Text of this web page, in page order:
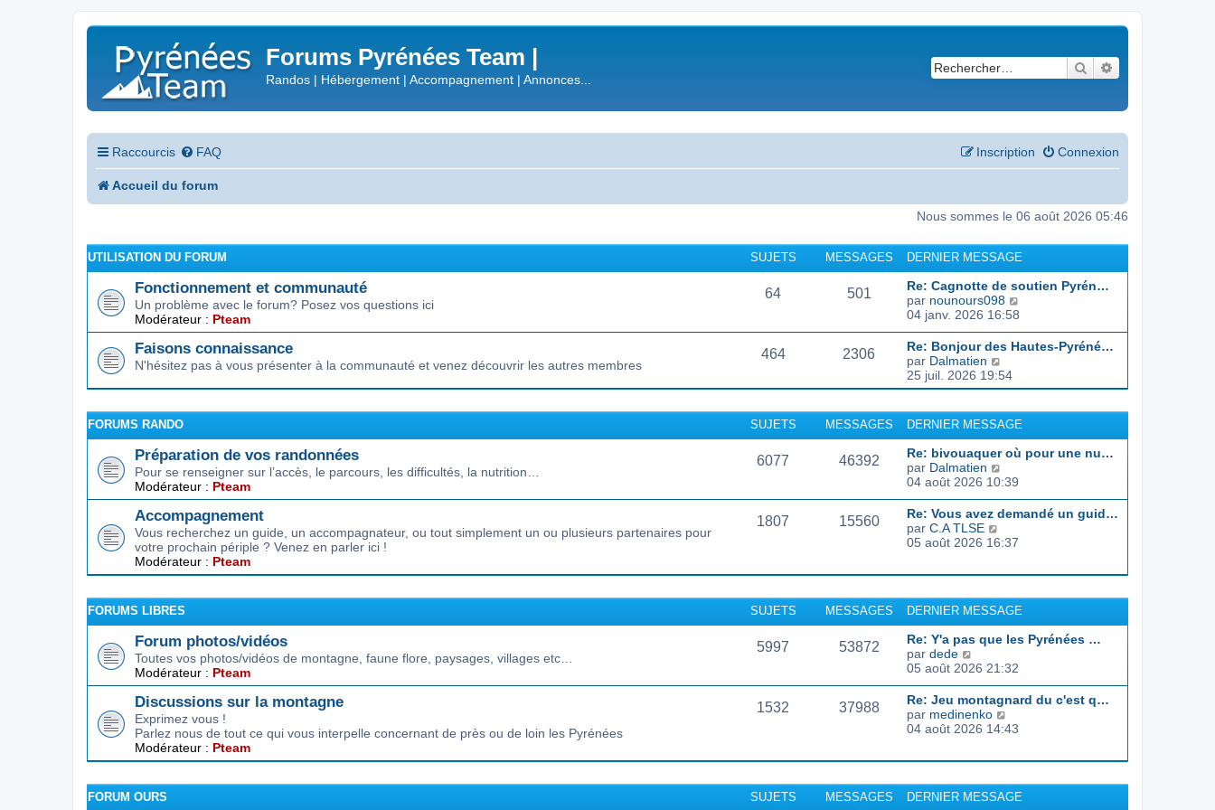
Forums Pyrénées Team |
Randos | Hébergement | Accompagnement | Annonces...
Rechercher
Raccourcis FAQ Connexion
Inscription
Accueil du forum
Nous sommes le 06 août 2026 05:46
UTILISATION DU FORUM SUJETS MESSAGES DERNIER MESSAGE
Fonctionnement et communauté
Un problème avec le forum? Posez vos questions ici
Modérateur : Pteam
64 501
Re: Cagnotte de soutien Pyrén…
par nounours098
s
t
r
l
e
d
n
i
e
s
a
e
04 janv. 2026 16:58
Faisons connaissance
N'hésitez pas à vous présenter à la communauté et venez découvrir les autres membres
464 2306
Re: Bonjour des Hautes-Pyréné…
par Dalmatien
o
n
u
l
e
r
l
e
d
r
i
r
e
s
e
25 juil. 2026 19:54
FORUMS RANDO SUJETS MESSAGES DERNIER MESSAGE
Préparation de vos randonnées
Pour se renseigner sur l’accès, le parcours, les difficultés, la nutrition…
Modérateur : Pteam
6077 46392
Re: bivouaquer où pour une nu…
par Dalmatien
o
s
l
l
e
d
e
n
i
e
r
m
a
g
04 août 2026 10:39
Accompagnement
Vous recherchez un guide, un accompagnateur, ou tout simplement un ou plusieurs partenaires pour
votre prochain périple ? Venez en parler ici !
Modérateur : Pteam
1807 15560
Re: Vous avez demandé un guid…
par C.A TLSE
o
l
t
e
r
e
d
e
r
n
e
m
e
05 août 2026 16:37
FORUMS LIBRES SUJETS MESSAGES DERNIER MESSAGE
Forum photos/vidéos
Toutes vos photos/vidéos de montagne, faune flore, paysages, villages etc…
Modérateur : Pteam
5997 53872
Re: Y'a pas que les Pyrénées …
par dede
o
s
u
l
l
e
05 août 2026 21:32
Discussions sur la montagne
Exprimez vous !
Parlez nous de tout ce qui vous interpelle concernant de près ou de loin les Pyrénées
Modérateur : Pteam
1532 37988
Re: Jeu montagnard du c'est q…
par medinenko
o
l
t
04 août 2026 14:43
FORUM OURS SUJETS MESSAGES DERNIER MESSAGE